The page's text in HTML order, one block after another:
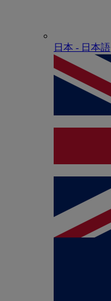
日本 - ⽇本語